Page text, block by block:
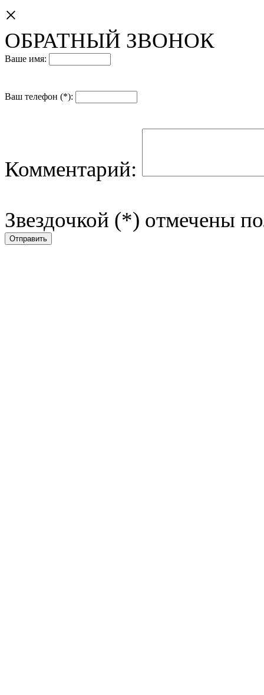
×
ОБРАТНЫЙ ЗВОНОК
Ваше имя:
Ваш телефон (*):
Комментарий:
Звездочкой (*) отмечены